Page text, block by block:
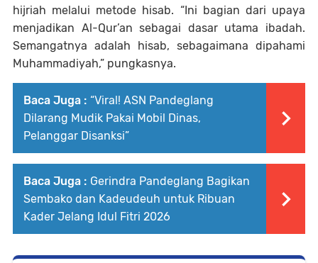
hijriah melalui metode hisab. “Ini bagian dari upaya
menjadikan Al-Qur’an sebagai dasar utama ibadah.
Semangatnya adalah hisab, sebagaimana dipahami
Muhammadiyah,” pungkasnya.
Baca Juga : “Viral! ASN Pandeglang
Dilarang Mudik Pakai Mobil Dinas,
Pelanggar Disanksi”
Baca Juga : Gerindra Pandeglang Bagikan
Sembako dan Kadeudeuh untuk Ribuan
Kader Jelang Idul Fitri 2026